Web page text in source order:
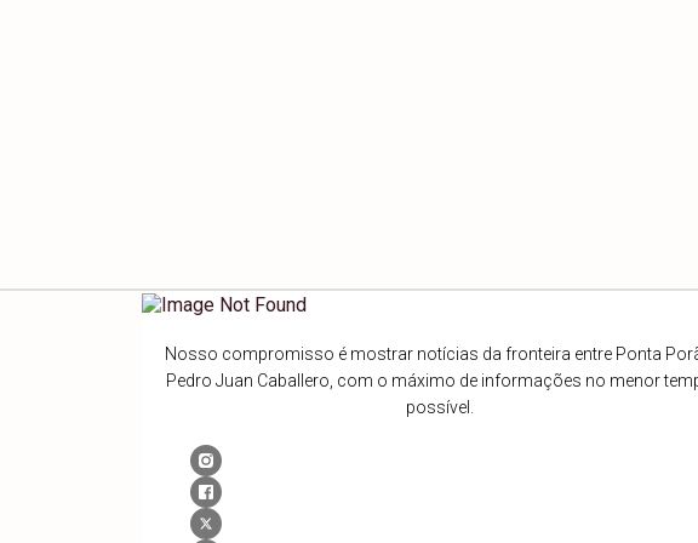
Nosso compromisso é mostrar notícias da fronteira entre Ponta
Pedro Juan Caballero, com o máximo de informações no menor
possível.